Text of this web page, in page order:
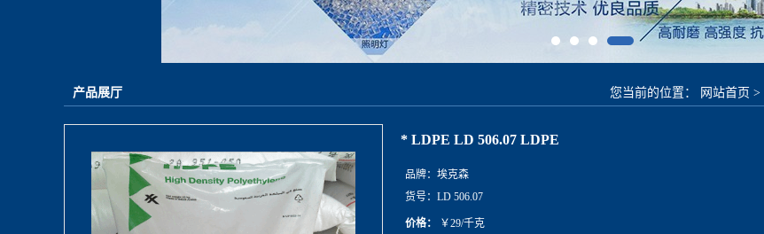
产品展厅 您当前的位置： 网站首页 >
* LDPE LD 506.07 LDPE
品牌： 埃克森
货号： LD 506.07
价格： ￥29/千克